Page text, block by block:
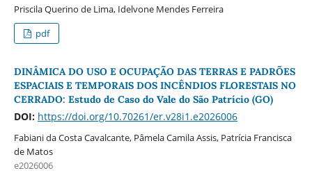
Priscila Querino de Lima, Idelvone Mendes Ferreira
pdf
DINÂMICA DO USO E OCUPAÇÃO DAS TERRAS E PADRÕES
ESPACIAIS E TEMPORAIS DOS INCÊNDIOS FLORESTAIS NO
CERRADO: Estudo de Caso do Vale do São Patrício (GO)
DOI: https://doi.org/10.70261/er.v28i1.e2026006
Fabiani da Costa Cavalcante, Pâmela Camila Assis, Patrícia Francisca
de Matos
e2026006